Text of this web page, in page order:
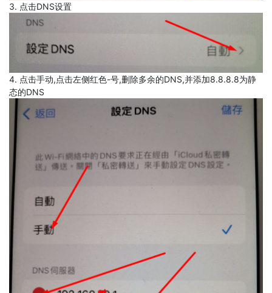
3. 点击DNS设置
4. 点击手动,点击左侧红色-号,删除多余的DNS,并添加8.8.8.8为静
态的DNS